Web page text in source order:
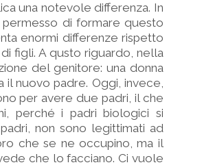
una notevole differenza. In
di formare questo
enormi differenze rispetto
figli. A qusto riguardo, nella
del genitore: una donna
nuovo padre. Oggi, invece,
per avere due padri, il che
perché i padri biologici si
non sono legittimati ad
che se ne occupino, ma il
che lo facciano. Ci vuole